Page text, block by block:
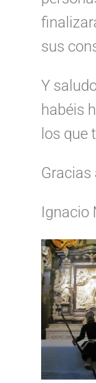
sus
Y
habéis
los que
Gracias
Ignacio